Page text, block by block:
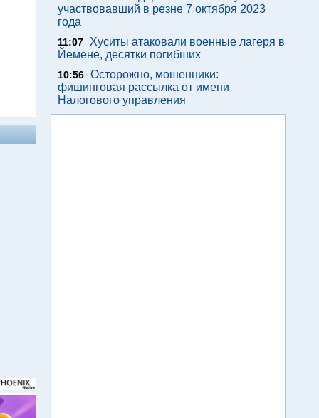
участвовавший в резне 7 октября 2023
года
11:07
Хуситы атаковали военные лагеря в
Йемене, десятки погибших
10:56 Осторожно, мошенники:
фишинговая рассылка от имени
Налогового управления